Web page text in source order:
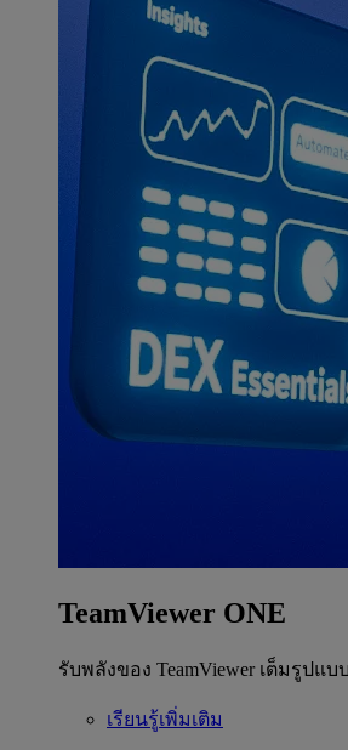
TeamViewer ONE
รับพลังของ TeamViewer เต็มรูป
เรียนรู้เพิ่มเติม